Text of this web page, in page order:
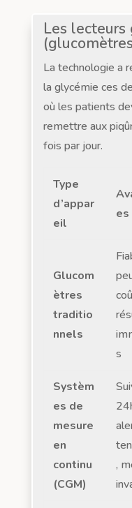
Les lecteurs
La technologie a
la glycémie ces
où les patients
remettre aux
fois par jour.
Type
d’appar
eil
es
Glucom
ètres
traditio
nnels
s
Systèm
es de
mesure
en
continu
(CGM)
,